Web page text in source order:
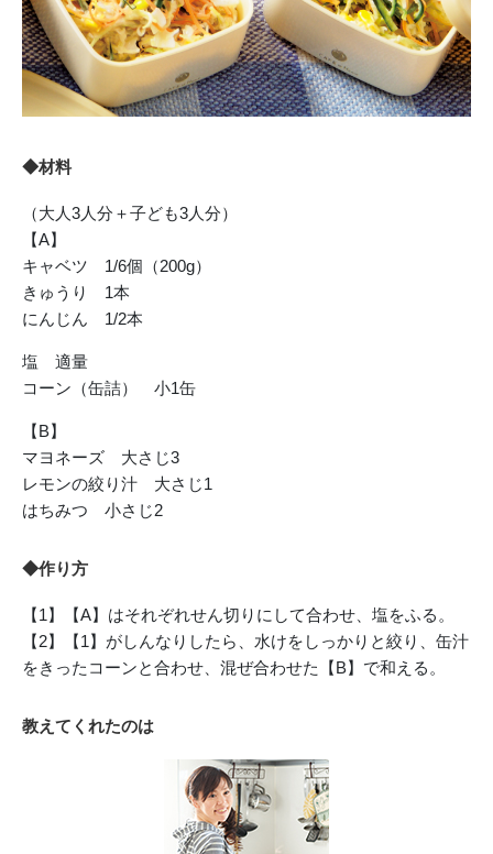
◆材料
（大人3人分＋子ども3人分）
【A】
キャベツ 1/6個（200g）
きゅうり 1本
にんじん 1/2本
塩 適量
コーン（缶詰） 小1缶
【B】
マヨネーズ 大さじ3
レモンの絞り汁 大さじ1
はちみつ 小さじ2
◆作り方
【1】【A】はそれぞれせん切りにして合わせ、塩をふる。
【2】【1】がしんなりしたら、水けをしっかりと絞り、缶汁
をきったコーンと合わせ、混ぜ合わせた【B】で和える。
教えてくれたのは